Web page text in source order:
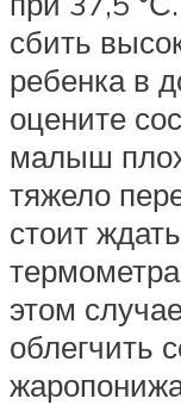
сбить
ребенка в
оцените
малыш
тяжело
стоит
этом
облегчить